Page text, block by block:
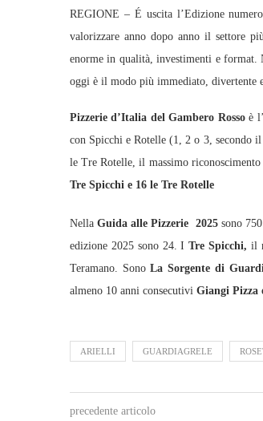
REGIONE – É uscita l’Edizione
valorizzare anno dopo anno il settore
enorme in qualità, investimenti e format.
oggi è il modo più immediato, divertente
Pizzerie d’Italia del Gambero Rossoè
con Spicchi e Rotelle (1, 2 o 3, secondo
le Tre Rotelle, il massimo
Tre Spicchi e 16 le Tre Rotelle
NellaGuida alle Pizzerie 2025sono
edizione 2025 sono 24. ITre Spicchi, il
Teramano. SonoLa Sorgente di
almeno 10 anni consecutivi Giangi Pizza
ARIELLI GUARDIAGRELE
precedente articolo